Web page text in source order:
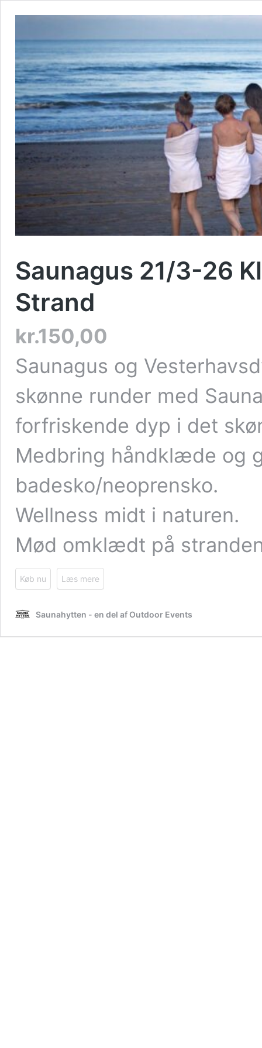
Saunagus 21/3-26
Strand
kr.150,00
Saunagus og
skønne runder med
forfriskende dyp i det
Medbring håndklæde og
badesko/neoprensko.
Wellness midt i naturen.
Mød omklædt på
Køb nu Læs mere
Saunahytten - en del af Outdoor Events